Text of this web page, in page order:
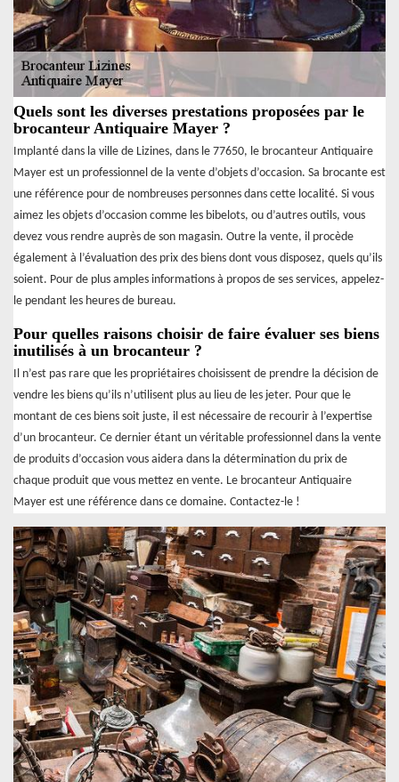
Quels sont les diverses prestations proposées par le
brocanteur Antiquaire Mayer ?
Implanté dans la ville de Lizines, dans le 77650, le brocanteur Antiquaire
Mayer est un professionnel de la vente d’objets d’occasion. Sa brocante est
une référence pour de nombreuses personnes dans cette localité. Si vous
aimez les objets d’occasion comme les bibelots, ou d’autres outils, vous
devez vous rendre auprès de son magasin. Outre la vente, il procède
également à l’évaluation des prix des biens dont vous disposez, quels qu’ils
soient. Pour de plus amples informations à propos de ses services, appelez-
le pendant les heures de bureau.
Pour quelles raisons choisir de faire évaluer ses biens
inutilisés à un brocanteur ?
Il n’est pas rare que les propriétaires choisissent de prendre la décision de
vendre les biens qu’ils n’utilisent plus au lieu de les jeter. Pour que le
montant de ces biens soit juste, il est nécessaire de recourir à l’expertise
d’un brocanteur. Ce dernier étant un véritable professionnel dans la vente
de produits d’occasion vous aidera dans la détermination du prix de
chaque produit que vous mettez en vente. Le brocanteur Antiquaire
Mayer est une référence dans ce domaine. Contactez-le !